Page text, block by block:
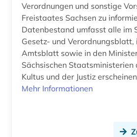
grafik (1)
großbritannien (4)
grundstücksrecht (1)
habsburger (1)
halacha (1)
Verordnungen und sonstige
Freistaates Sachsen zu
Datenbestand umfasst alle im
Gesetz- und Verordnungsblatt,
Amtsblatt sowie in den
Sächsischen Staatsministerien
Kultus und der Justiz
Mehr Informationen